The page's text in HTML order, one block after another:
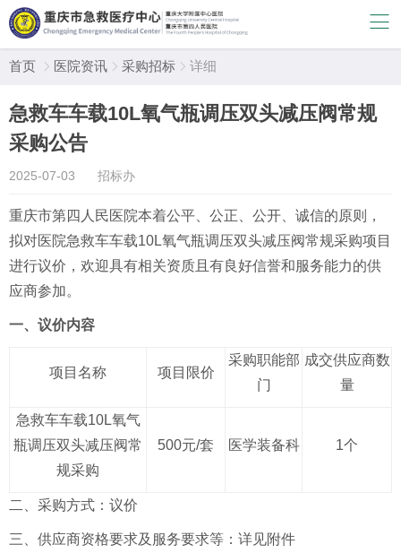
首页  医院资讯  采购招标  详细
急救车车载10L氧气瓶调压双头减压阀常规
采购公告
2025-07-03 招标办
重庆市第四人民医院本着公平、公正、公开、诚信的原则，
拟对医院急救车车载10L氧气瓶调压双头减压阀常规采购项目
进行议价 ，欢迎具有相关资质且有良好信誉和服务能力的供
应商参加。
一、议价内容
项目名称 项目 限价
采购职能部
门
成交供应商数
量
急救车车载10L氧气
瓶调压双头减压阀常
规采购
500元/套 医学装备科 1个
二、采购方式： 议价
三、供应商资格要求及服务要求等：详见附件